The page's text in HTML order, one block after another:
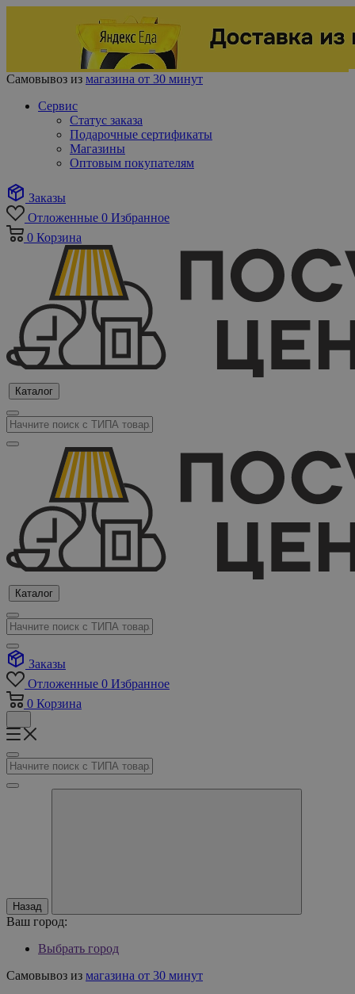
Самовывоз из магазина от 30 минут
Сервис
Статус заказа
Подарочные сертификаты
Магазины
Оптовым покупателям
Заказы
Отложенные 0 Избранное
0 Корзина
Каталог
Каталог
Заказы
Отложенные 0 Избранное
0 Корзина
Назад
Ваш город:
Выбрать город
Самовывоз из магазина от 30 минут